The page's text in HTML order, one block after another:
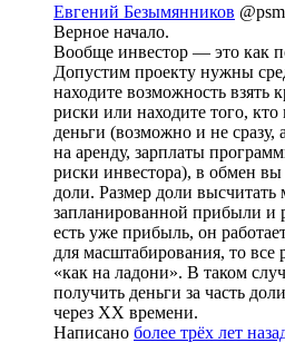
Евгений Безымянников
Верное начало.
Вообще инвестор — это как
Допустим проекту нужны
находите возможность взять
риски или находите того, кто
деньги (возможно и не
на аренду, зарплаты
риски инвестора), в обмен вы
доли. Размер доли высчитать
запланированной прибыли и
есть уже прибыль, он
для масштабирования, то все
«как на ладони». В таком
получить деньги за часть
через ХХ времени.
Написано более трёх лет